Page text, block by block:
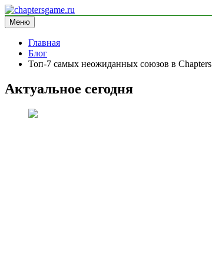
Перейти
к
содержимому
chaptersgame.ru
информационный сайт
Меню
Главная
Блог
Топ-7 самых неожиданных союзов в Chapters
Актуальное сегодня